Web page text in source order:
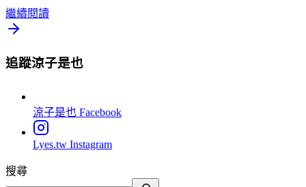
繼續閱讀
追蹤涼子是也
涼子是也 Facebook
Lyes.tw Instagram
搜尋